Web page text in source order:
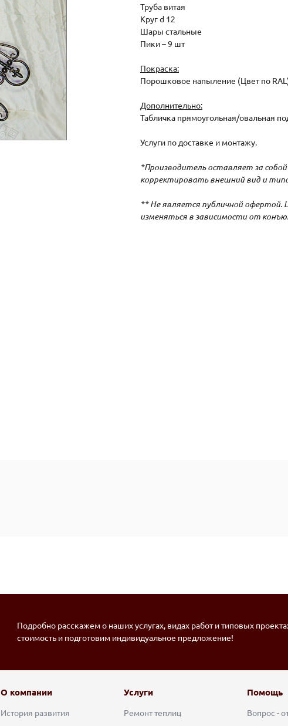
Труба витая
Круг d 12
Шары стальные
Пики – 9 шт
Покраска:
Порошковое напыление (Цвет по
Дополнительно:
Табличка прямоугольная/овальная
Услуги по доставке и монтажу.
*Производитель оставляет за
корректировать внешний вид и
** Не является публичной офертой.
изменяться в зависимости от
Подробно расскажем о наших услугах, видах работ и типовых
стоимость и подготовим индивидуальное предложение!
О компании
История развития
Услуги
Ремонт теплиц
Помощь
Вопрос -